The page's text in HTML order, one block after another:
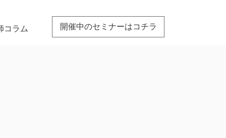
コラム 開催中のセミナーはコチラ